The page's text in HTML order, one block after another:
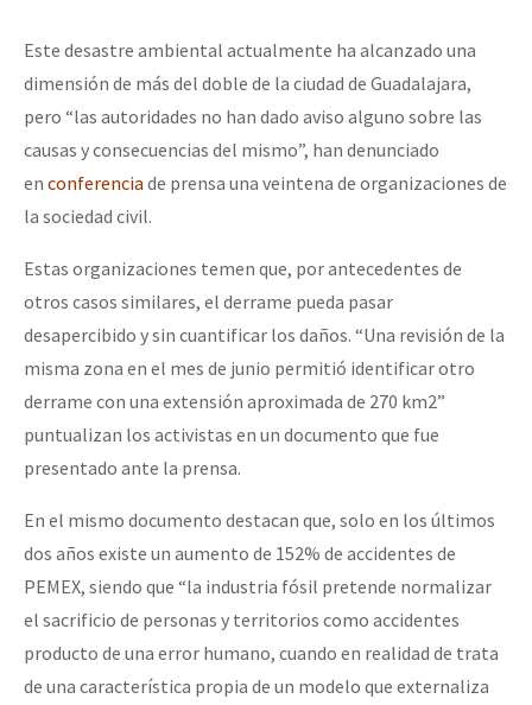
Este desastre ambiental actualmente ha alcanzado una
dimensión de más del doble de la ciudad de Guadalajara,
pero “las autoridades no han dado aviso alguno sobre las
causas y consecuencias del mismo”, han denunciado
en conferencia de prensa una veintena de organizaciones de
la sociedad civil.
Estas organizaciones temen que, por antecedentes de
otros casos similares, el derrame pueda pasar
desapercibido y sin cuantificar los daños. “Una revisión de la
misma zona en el mes de junio permitió identificar otro
derrame con una extensión aproximada de 270 km2”
puntualizan los activistas en un documento que fue
presentado ante la prensa.
En el mismo documento destacan que, solo en los últimos
dos años existe un aumento de 152% de accidentes de
PEMEX, siendo que “la industria fósil pretende normalizar
el sacrificio de personas y territorios como accidentes
producto de una error humano, cuando en realidad de trata
de una característica propia de un modelo que externaliza